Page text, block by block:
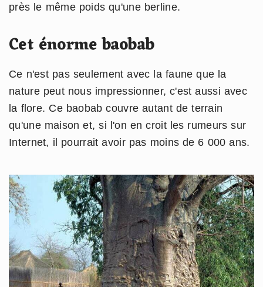
près le même poids qu'une berline.
Cet énorme baobab
Ce n'est pas seulement avec la faune que la
nature peut nous impressionner, c'est aussi avec
la flore. Ce baobab couvre autant de terrain
qu'une maison et, si l'on en croit les rumeurs sur
Internet, il pourrait avoir pas moins de 6 000 ans.